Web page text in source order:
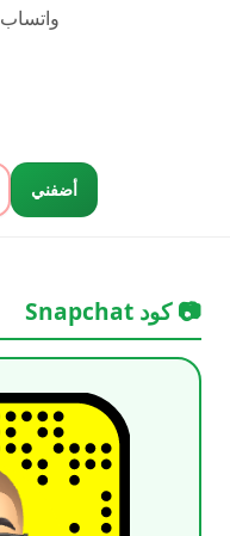
واتساب 96568888313+
أضفني
📷 كود Snapchat